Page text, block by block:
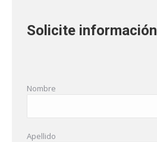
Solicite información
Nombre
Apellido